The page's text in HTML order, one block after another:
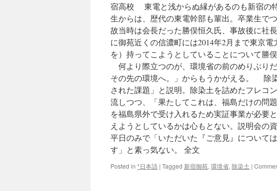
宿高校 東電と浅からぬ縁があるのも新宿の
生からは、歴代の東電幹部も輩出。卒業生で
故当時は会長だった勝俣恒久氏、事故後に社
に御苑近くの信濃町には2014年2月まで東京
を）持ってこようとしていることについて勝
何より際立つのが、環境省の前のめりぶり
その先の環境へ。」からもうかがえる。 除
された課題」と説明。除染土を詰めたフレコ
流しつつ、「果たしてこれは、福島だけの
を福島県外で受け入れるため実証事業が必要
えようとしているかは心もとない。説明会の
平日のみで「いただいた『ご意見』について
す」と素っ気ない。 全文
Posted in *日本語 | Tagged 新宿御苑, 環境省, 除染土 |